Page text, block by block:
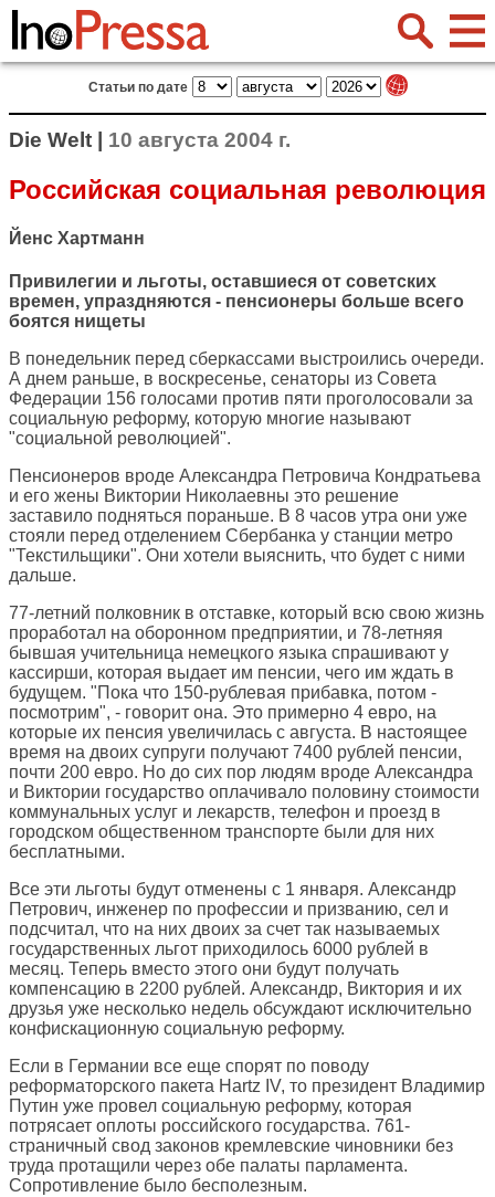
Статьи по дате
Die Welt | 10 августа 2004 г.
Российская социальная революция
Йенс Хартманн
Привилегии и льготы, оставшиеся от советских
времен, упраздняются - пенсионеры больше всего
боятся нищеты
В понедельник перед сберкассами выстроились очереди.
А днем раньше, в воскресенье, сенаторы из Совета
Федерации 156 голосами против пяти проголосовали за
социальную реформу, которую многие называют
"социальной революцией".
Пенсионеров вроде Александра Петровича Кондратьева
и его жены Виктории Николаевны это решение
заставило подняться пораньше. В 8 часов утра они уже
стояли перед отделением Сбербанка у станции метро
"Текстильщики". Они хотели выяснить, что будет с ними
дальше.
77-летний полковник в отставке, который всю свою жизнь
проработал на оборонном предприятии, и 78-летняя
бывшая учительница немецкого языка спрашивают у
кассирши, которая выдает им пенсии, чего им ждать в
будущем. "Пока что 150-рублевая прибавка, потом -
посмотрим", - говорит она. Это примерно 4 евро, на
которые их пенсия увеличилась с августа. В настоящее
время на двоих супруги получают 7400 рублей пенсии,
почти 200 евро. Но до сих пор людям вроде Александра
и Виктории государство оплачивало половину стоимости
коммунальных услуг и лекарств, телефон и проезд в
городском общественном транспорте были для них
бесплатными.
Все эти льготы будут отменены с 1 января. Александр
Петрович, инженер по профессии и призванию, сел и
подсчитал, что на них двоих за счет так называемых
государственных льгот приходилось 6000 рублей в
месяц. Теперь вместо этого они будут получать
компенсацию в 2200 рублей. Александр, Виктория и их
друзья уже несколько недель обсуждают исключительно
конфискационную социальную реформу.
Если в Германии все еще спорят по поводу
реформаторского пакета Hartz IV, то президент Владимир
Путин уже провел социальную реформу, которая
потрясает оплоты российского государства. 761-
страничный свод законов кремлевские чиновники без
труда протащили через обе палаты парламента.
Сопротивление было бесполезным.